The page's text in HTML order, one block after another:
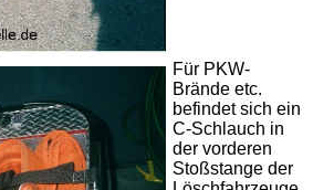
Für PKW-
Brände etc.
befindet sich ein
C-Schlauch in
der vorderen
Stoßstange der